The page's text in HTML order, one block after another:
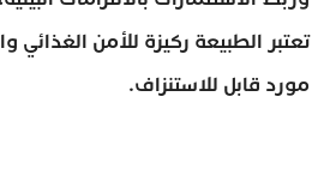
تعتبر الطبيعة ركيزة للأمن الغذائي
مورد قابل للاستنزاف.